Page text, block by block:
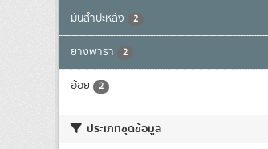
มันสำปะหลัง 2
ยางพารา 2
อ้อย 2
ประเภทชุดข้อมูล